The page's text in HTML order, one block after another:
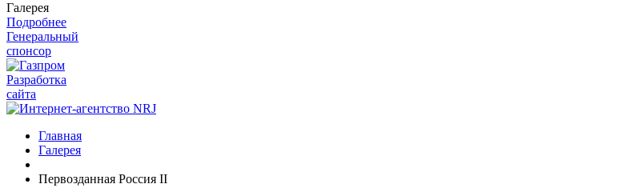
Галерея
Подробнее
Генеральный
спонсор
Разработка
сайта
Главная
Галерея
Первозданная Россия II